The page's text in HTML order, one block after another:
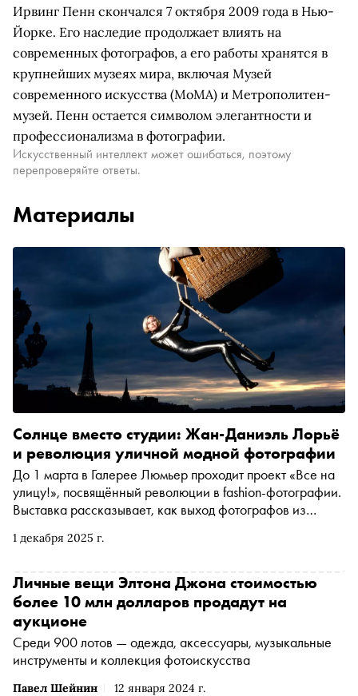
Ирвинг Пенн скончался 7 октября 2009 года в Нью-
Йорке. Его наследие продолжает влиять на
современных фотографов, а его работы хранятся в
крупнейших музеях мира, включая Музей
современного искусства (MoMA) и Метрополитен-
музей. Пенн остается символом элегантности и
профессионализма в фотографии.
Искусственный интеллект может ошибаться, поэтому
перепроверяйте ответы.
Материалы
1 декабря 2025 г.
Солнце вместо студии: Жан-Даниэль Лорьё
и революция уличной модной фотографии
До 1 марта в Галерее Люмьер проходит проект «Все на
улицу!», посвящённый революции в fashion-фотографии.
Выставка рассказывает, как выход фотографов из
произошёл сдвиг от строго контролируемых пространств
Бурдена и Нормана Паркинсона, в экспозицию вошли
снимки Жан-Даниэля Лорьё, чьё творчество стало
гимном солнцу и цвету. «Сноб» поговорил с Жан-
Даниэлем Лорьё — одним из революционеров fashion-
фотографии, чьи работы заняли важное место не только
в экспозиции галереи, но и в развитии фотоискусства
второй половины XX века
Павел Шейнин 12 января 2024 г.
Личные вещи Элтона Джона стоимостью
более 10 млн долларов продадут на
аукционе
Среди 900 лотов — одежда, аксессуары, музыкальные
инструменты и коллекция фотоискусства